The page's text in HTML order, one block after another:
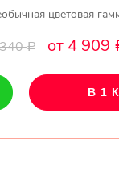
цветовая
Р от 4 909
В 1